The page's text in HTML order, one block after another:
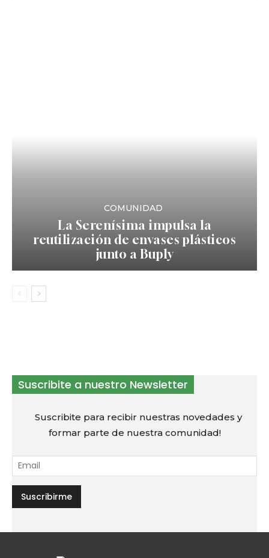
COMUNIDAD
La Serenísima impulsa la
reutilización de envases plásticos
junto a Buply
Suscribite a nuestro Newsletter
Suscribite para recibir nuestras novedades y
formar parte de nuestra comunidad!